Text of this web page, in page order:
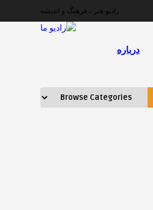
رادیو هنر ، فرهنگ و اندیشه
درباره